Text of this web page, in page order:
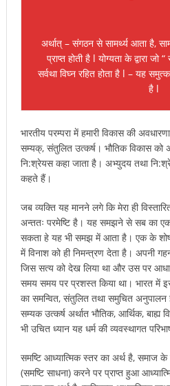
अर्थात् – संगठन से सामर्थ्य आता है,
प्राप्त होती है l योग्यता के द्वारा जो
सर्वथा विघ्न रहित होता है l – यह
है l
भारतीय परम्परा में हमारी विकास की
सम्यक्, संतुलित उत्कर्ष। भौतिक विकास को
नि:श्रेयस कहा जाता है। अभ्युदय तथा
कहते हैं।
जब व्यक्ति यह मानने लगे कि मेरा ही
अन्ततः परमेष्टि है। यह समझने से सब का
सकता हे यह भी समझ में आता है। एक के
में विनाश को ही निमन्त्रण देता है। अपनी
जिस सत्य को देख लिया था और उस पर
समय समय पर प्रशस्त किया था। भारत में
का समन्वित, संतुलित तथा समुचित अनुपालन
सम्यक उत्कर्ष अर्थात भौतिक, आर्थिक,
भी उचित ध्यान यह धर्म की व्यवस्थागत
समष्टि आध्यात्मिक स्तर का अर्थ है, समाज के
(समष्टि साधना) करने पर प्राप्त हुआ